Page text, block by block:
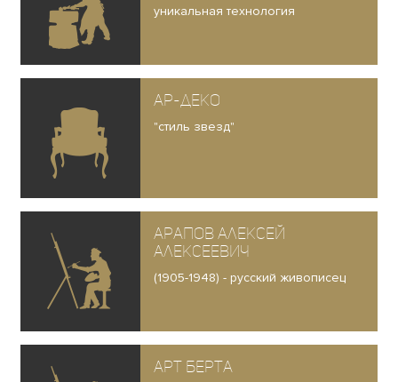
уникальная технология
Ар-деко
"стиль звезд"
Арапов Алексей
Алексеевич
(1905-1948) - русский живописец
Арт Берта